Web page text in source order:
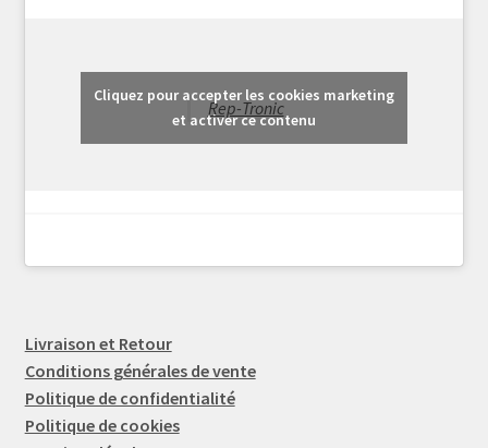
Rep-Tronic
Cliquez pour accepter les cookies marketing
et activer ce contenu
Livraison et Retour
Conditions générales de vente
Politique de confidentialité
Politique de cookies